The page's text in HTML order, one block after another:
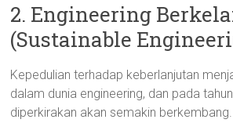
2. Engineering
(Sustainable
Kepedulian terhadap keberlanjutan
dalam dunia engineering, dan pada
diperkirakan akan semakin